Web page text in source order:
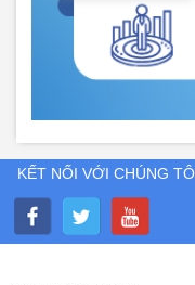
KẾT NỐI VỚI CHÚNG